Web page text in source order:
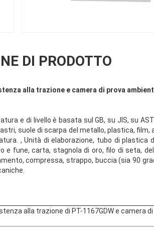
DI PRODOTTO
alla trazione e camera di prova
e di livello è basata sul GB, su JIS, su
suole di scarpa del metallo, plastica, film,
, Unità di elaborazione, tubo di plastica
fune, carta, stagnola di oro, filo di seta,
compressa, strappo, buccia (sia 90
alla trazione di PT-1167GDW e camera di